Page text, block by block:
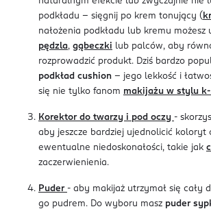
podkładu - sięgnij po krem tonujący (
nałożenia podkładu lub kremu możesz
pędzla, gąbeczki lub palców, aby
rozprowadzić produkt. Dziś bardzo
podkład cushion - jego lekkość i
się nie tylko fanom makijażu w stylu
Korektor do twarzy i pod oczy -
aby jeszcze bardziej ujednolicić koloryt
ewentualne niedoskonałości, takie jak
zaczerwienienia.
Puder - aby makijaż utrzymał się cały
go pudrem. Do wyboru masz puder